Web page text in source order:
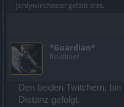
jordywinchester gefällt dies.
*Guardian*
Routinier
Den beiden Twitchern,
Distanz gefolgt.